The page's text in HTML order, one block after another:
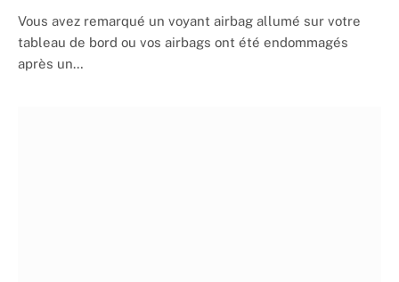
Vous avez remarqué un voyant airbag allumé sur votre
tableau de bord ou vos airbags ont été endommagés
après un…